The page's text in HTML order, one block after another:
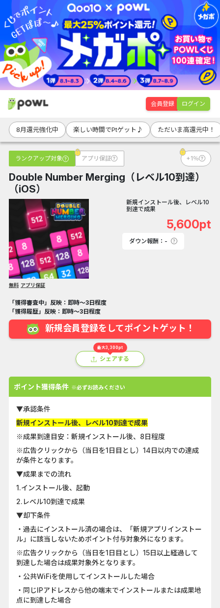
会員登録 ログイン
8月還元強化中 楽しい時間でPtゲット♪ ただいま高還元中！
ランクアップ対象 アプリ保証 +1％
Double Number Merging（レベル10到達）
（iOS）
新規インストール後、レベル10
到達で成果
5,600pt
ダウン報酬：-
無料 アプリ保証
「獲得審査中」反映：即時～3日程度
「獲得履歴」反映：即時～3日程度
新規会員登録をしてポイントゲット！
最大3,300pt
シェアする
ポイント獲得条件 ※必ずお読みください
▼承認条件
新規インストール後、レベル10到達で成果
※成果到達目安：新規インストール後、8日程度
※広告クリックから（当日を1日目とし）14日以内での達成
が条件となります。
▼成果までの流れ
1.インストール後、起動
2.レベル10到達で成果
▼却下条件
・過去にインストール済の場合は、「新規アプリインストー
ル」に該当しないためポイント付与対象外になります。
※広告クリックから（当日を1日目とし）15日以上経過して
到達した場合は成果対象外となります。
・公共WiFiを使用してインストールした場合
・同じIPアドレスから他の端末でインストールまたは成果地
点に到達した場合